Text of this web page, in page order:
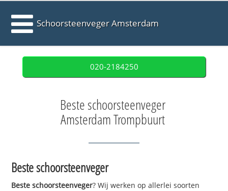
Schoorsteenveger Amsterdam
020-2184250
Beste schoorsteenveger
Amsterdam Trompbuurt
Beste schoorsteenveger
Beste schoorsteenveger? Wij werken op allerlei soorten